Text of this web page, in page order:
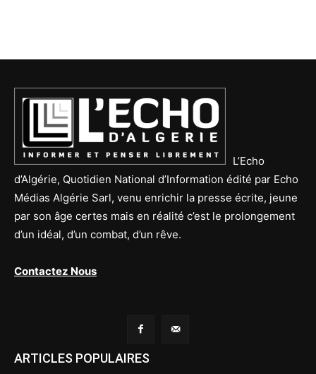
L’Echo
d’Algérie, Quotidien National d’Information édité par Echo
Médias Algérie Sarl, venu enrichir la presse écrite, jeune
par son âge certes mais en réalité c’est le prolongement
d’un idéal, d’un combat, d’un rêve.
Contactez Nous
ARTICLES POPULAIRES